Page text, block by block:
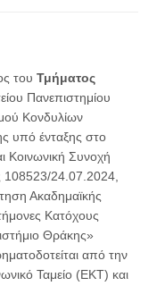
του Τμήματος
Πανεπιστημίου
Κονδυλίων
υπό ένταξης στο
Κοινωνική Συνοχή
24.07.2024,
Ακαδημαϊκής
Κατόχους
Θράκης»
από την
Ταμείο (ΕΚΤ) και